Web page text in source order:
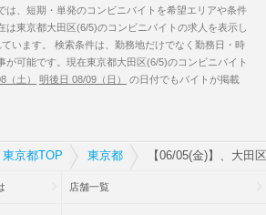
は、短期・単発のコンビニバイトを希望エリアや条件
は東京都大田区(6/5)のコンビニバイトの求人を表示し
います。 検索条件は、勤務地だけでなく勤務日・時
が可能です。現在東京都大田区(6/5)のコンビニバイト
（土） 明後日 08/09（日）
の日付でもバイトが掲載
東京都TOP 東京都 【06/05(金)】、大田
店舗一覧